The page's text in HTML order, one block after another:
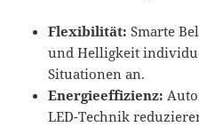
Flexibilität: Smarte
und Helligkeit
Situationen an.
Energieeffizienz:
LED-Technik